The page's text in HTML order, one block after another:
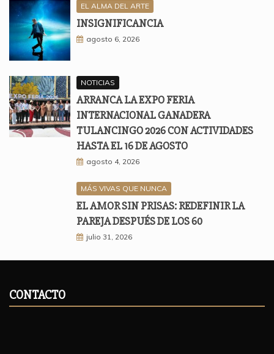
EL ALMA DEL ARTE
INSIGNIFICANCIA
agosto 6, 2026
NOTICIAS
ARRANCA LA EXPO FERIA
INTERNACIONAL GANADERA
TULANCINGO 2026 CON ACTIVIDADES
HASTA EL 16 DE AGOSTO
agosto 4, 2026
MÁS VIVAS QUE NUNCA
EL AMOR SIN PRISAS: REDEFINIR LA
PAREJA DESPUÉS DE LOS 60
julio 31, 2026
CONTACTO